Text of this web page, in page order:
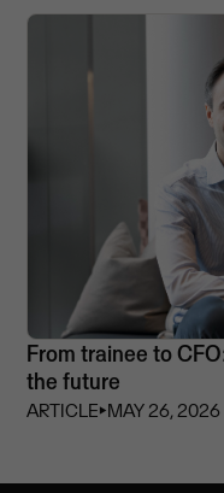
From trainee to
the future
ARTICLE⏵MAY 26, 2026